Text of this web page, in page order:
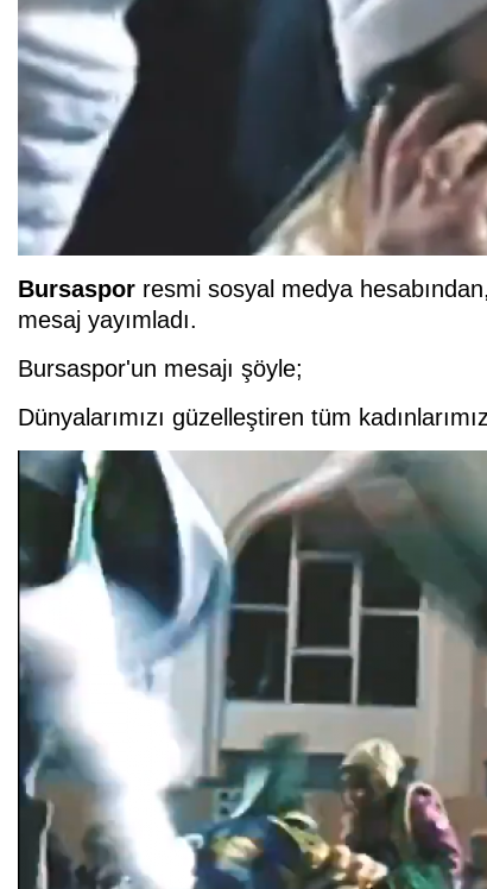
Bursaspor resmi sosyal medya hesabından,
mesaj yayımladı.
Bursaspor'un mesajı şöyle;
Dünyalarımızı güzelleştiren tüm